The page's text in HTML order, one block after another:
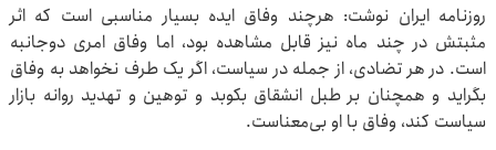
روزنامه ایران نوشت: هرچند وفاق ایده بسیار مناسبی است که اثر
مثبتش در چند ماه نیز قابل مشاهده بود، اما وفاق امری دوجانبه
است. در هر تضادی، از جمله در سیاست، اگر یک طرف نخواهد به وفاق
بگراید و همچنان بر طبل انشقاق بکوبد و توهین و تهدید روانه بازار
سیاست کند، وفاق با او بی‌معناست.